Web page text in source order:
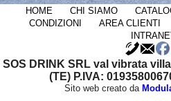
HOME CHI SIAMO
CONDIZIONI
AREA CLIENTI
SOS DRINK SRLval vibrata
(TE) P.IVA:
Sito web creato da